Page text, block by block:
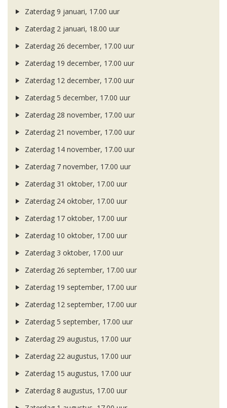
Zaterdag 9 januari, 17.00 uur
Zaterdag 2 januari, 18.00 uur
Zaterdag 26 december, 17.00 uur
Zaterdag 19 december, 17.00 uur
Zaterdag 12 december, 17.00 uur
Zaterdag 5 december, 17.00 uur
Zaterdag 28 november, 17.00 uur
Zaterdag 21 november, 17.00 uur
Zaterdag 14 november, 17.00 uur
Zaterdag 7 november, 17.00 uur
Zaterdag 31 oktober, 17.00 uur
Zaterdag 24 oktober, 17.00 uur
Zaterdag 17 oktober, 17.00 uur
Zaterdag 10 oktober, 17.00 uur
Zaterdag 3 oktober, 17.00 uur
Zaterdag 26 september, 17.00 uur
Zaterdag 19 september, 17.00 uur
Zaterdag 12 september, 17.00 uur
Zaterdag 5 september, 17.00 uur
Zaterdag 29 augustus, 17.00 uur
Zaterdag 22 augustus, 17.00 uur
Zaterdag 15 augustus, 17.00 uur
Zaterdag 8 augustus, 17.00 uur